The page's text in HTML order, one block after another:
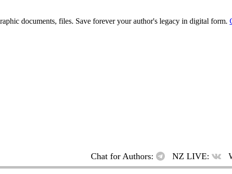
documents, files. Save forever your author's legacy in digital form.
Chat for Authors: NZ LIVE: